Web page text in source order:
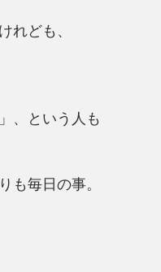
れども、
、という人も
も毎日の事。